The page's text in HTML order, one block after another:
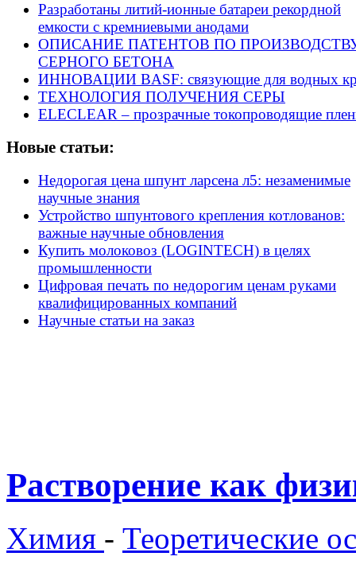
Разработаны литий-ионные батареи рекордной
емкости с кремниевыми анодами
ОПИСАНИЕ ПАТЕНТОВ ПО
СЕРНОГО БЕТОНА
ИННОВАЦИИ BASF: связующие для водных
ТЕХНОЛОГИЯ ПОЛУЧЕНИЯ СЕРЫ
ELECLEAR – прозрачные токопроводящие
Новые статьи:
Недорогая цена шпунт ларсена л5: незаменимые
научные знания
Устройство шпунтового крепления котлованов:
важные научные обновления
Купить молоковоз (LOGINTECH) в целях
промышленности
Цифровая печать по недорогим ценам руками
квалифицированных компаний
Научные статьи на заказ
Растворение как
Химия - Теоретические